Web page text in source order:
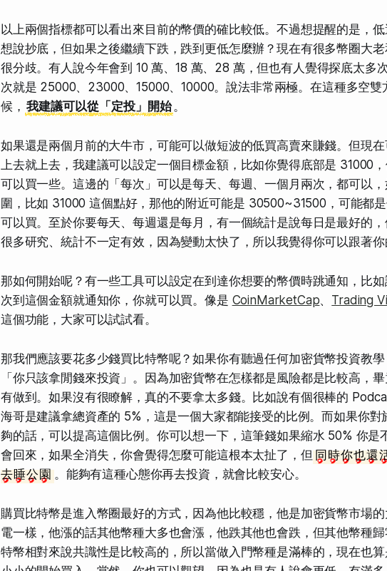
以上兩個指標都可以看出來目前的幣價的確比較低。不過想提醒的是，
想說抄底，但如果之後繼續下跌，跌到更低怎麼辦？現在有很多幣圈大
很分歧。有人說今年會到 10 萬、18 萬、28 萬，但也有人覺得探底太多
次就是 25000、23000、15000、10000。說法非常兩極。在這種多空雙
候， 我建議可以從「定投」開始 。
如果還是兩個月前的大牛市，可能可以做短波的低買高賣來賺錢。但現
上去就上去，我建議可以設定一個目標金額，比如你覺得底部是 31000
可以買一些。這邊的「每次」可以是每天、每週、一個月兩次，都可以
圍，比如 31000 這個點好，那他的附近可能是 30500~31500，可能都
可以買。至於你要每天、每週還是每月，有一個統計是說每日是最好的
很多研究、統計不一定有效，因為變動太快了，所以我覺得你可以跟著你
那如何開始呢？有一些工具可以設定在到達你想要的幣價時跳通知，比
次到這個金額就通知你，你就可以買。像是 CoinMarketCap、 Trading
這個功能，大家可以試試看。
那我們應該要花多少錢買比特幣呢？如果你有聽過任何加密貨幣投資教
「你只該拿閒錢來投資」。因為加密貨幣在怎樣都是風險都是比較高，
有做到。如果沒有很瞭解，真的不要拿太多錢。比如說有個很棒的
海哥是建議拿總資產的 5%，這是一個大家都能接受的比例。而如果你對
夠的話，可以提高這個比例。你可以想一下，這筆錢如果縮水 50% 你是
會回來，如果全消失，你會覺得怎麼可能這根本太扯了，但 同時你也還
去睡公園 。能夠有這種心態你再去投資，就會比較安心。
購買比特幣是進入幣圈最好的方式，因為他比較穩，他是加密貨幣市場
電一樣，他漲的話其他幣種大多也會漲，他跌其他也會跌，但其他幣種
特幣相對來說共識性是比較高的，所以當做入門幣種是滿棒的，現在也